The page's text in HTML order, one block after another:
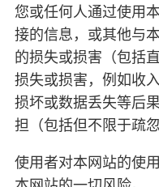
您或任何人通过使用
接的信息，或其他与
的损失或损害（包括
损失或损害，例如收
损坏或数据丢失等后
担（包括但不限于疏忽
使用者对本网站的使